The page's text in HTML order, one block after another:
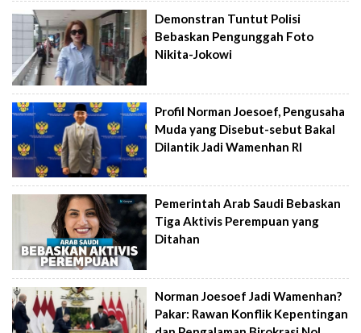
Demonstran Tuntut Polisi
Bebaskan Pengunggah Foto
Nikita-Jokowi
Profil Norman Joesoef, Pengusaha
Muda yang Disebut-sebut Bakal
Dilantik Jadi Wamenhan RI
Pemerintah Arab Saudi Bebaskan
Tiga Aktivis Perempuan yang
Ditahan
Norman Joesoef Jadi Wamenhan?
Pakar: Rawan Konflik Kepentingan